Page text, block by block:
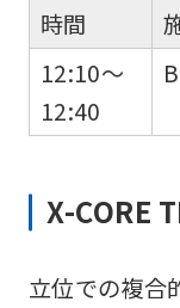
時間
12:10～
12:40
X-CORE
立位での複合